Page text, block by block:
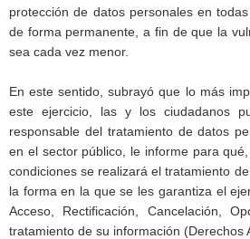
protección de datos personales en
de forma permanente, a fin de que la
sea cada vez menor.
En este sentido, subrayó que lo más
este ejercicio, las y los ciudadanos
responsable del tratamiento de datos
en el sector público, le informe para
condiciones se realizará el tratamiento
la forma en la que se les garantiza el
Acceso, Rectificación, Cancelación,
tratamiento de su información (Derechos